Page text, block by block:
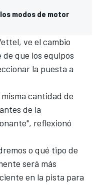
modos de motor
, ve el cambio
que los equipos
la puesta a
cantidad de
de la
reflexionó
o qué tipo de
será más
en la pista para